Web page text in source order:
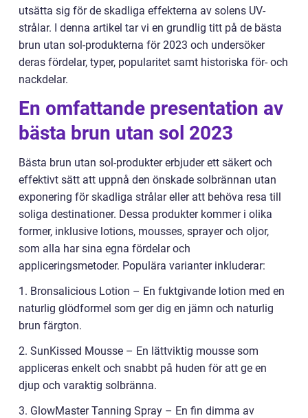
utsätta sig för de skadliga effekterna av solens UV-
strålar. I denna artikel tar vi en grundlig titt på de bästa
brun utan sol-produkterna för 2023 och undersöker
deras fördelar, typer, popularitet samt historiska för- och
nackdelar.
En omfattande presentation av
bästa brun utan sol 2023
Bästa brun utan sol-produkter erbjuder ett säkert och
effektivt sätt att uppnå den önskade solbrännan utan
exponering för skadliga strålar eller att behöva resa till
soliga destinationer. Dessa produkter kommer i olika
former, inklusive lotions, mousses, sprayer och oljor,
som alla har sina egna fördelar och
appliceringsmetoder. Populära varianter inkluderar:
1. Bronsalicious Lotion – En fuktgivande lotion med en
naturlig glödformel som ger dig en jämn och naturlig
brun färgton.
2. SunKissed Mousse – En lättviktig mousse som
appliceras enkelt och snabbt på huden för att ge en
djup och varaktig solbränna.
3. GlowMaster Tanning Spray – En fin dimma av